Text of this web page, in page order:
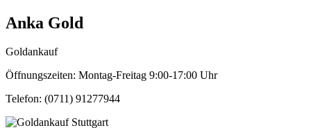
Anka Gold
Goldankauf
Öffnungszeiten: Montag-Freitag 9:00-17:00 Uhr
Telefon: (0711) 91277944